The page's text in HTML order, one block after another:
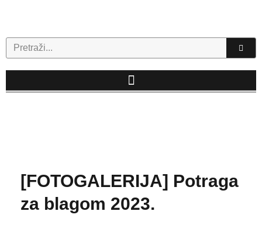
Search
[FOTOGALERIJA] Potraga
za blagom 2023.